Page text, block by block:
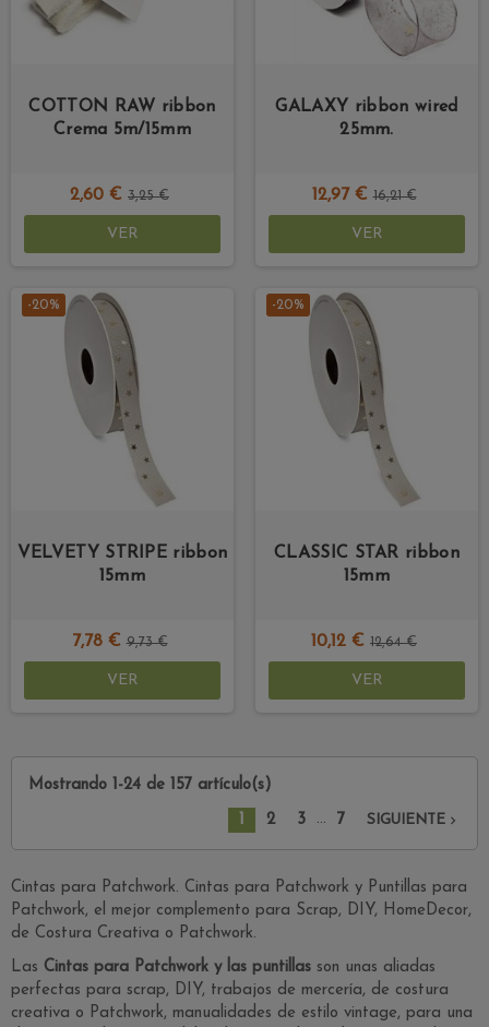
COTTON RAW ribbon
Crema 5m/15mm
2,60 € 3,25 €
VER
GALAXY ribbon wired
25mm.
12,97 € 16,21 €
VER
-20%
VELVETY STRIPE ribbon
15mm
7,78 € 9,73 €
VER
-20%
CLASSIC STAR ribbon
15mm
10,12 € 12,64 €
VER
Mostrando 1-24 de 157 artículo(s)
1 2 3 … 7 SIGUIENTE 
Cintas para Patchwork. Cintas para Patchwork y Puntillas para
Patchwork, el mejor complemento para Scrap, DIY, HomeDecor,
de Costura Creativa o Patchwork.
Las Cintas para Patchwork y las puntillas son unas aliadas
perfectas para scrap, DIY, trabajos de mercería, de costura
creativa o Patchwork, manualidades de estilo vintage, para una